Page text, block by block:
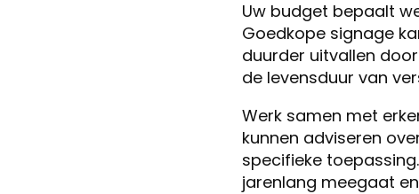
Uw budget bepaalt
Goedkope signage
duurder uitvallen
de levensduur van
Werk samen met
kunnen adviseren
specifieke
jarenlang meegaat